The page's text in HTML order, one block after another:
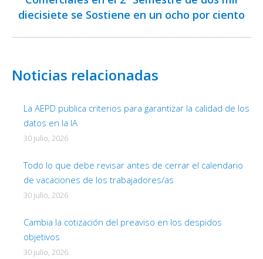
siguiente:
diecisiete se Sostiene en un ocho por ciento
Noticias relacionadas
La AEPD publica criterios para garantizar la calidad de los
datos en la IA
30 julio, 2026
Todo lo que debe revisar antes de cerrar el calendario
de vacaciones de los trabajadores/as
30 julio, 2026
Cambia la cotización del preaviso en los despidos
objetivos
30 julio, 2026